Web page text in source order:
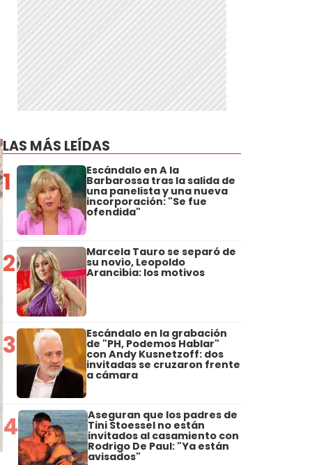
LAS MÁS LEÍDAS
1 Escándalo en A la
Barbarossa tras la salida de
una panelista y una nueva
incorporación: "Se fue
ofendida"
2 Marcela Tauro se separó de
su novio, Leopoldo
Arancibia: los motivos
3 Escándalo en la grabación
de "PH, Podemos Hablar"
con Andy Kusnetzoff: dos
invitadas se cruzaron frente
a cámara
4 Aseguran que los padres de
Tini Stoessel no están
invitados al casamiento con
Rodrigo De Paul: "Ya están
avisados"